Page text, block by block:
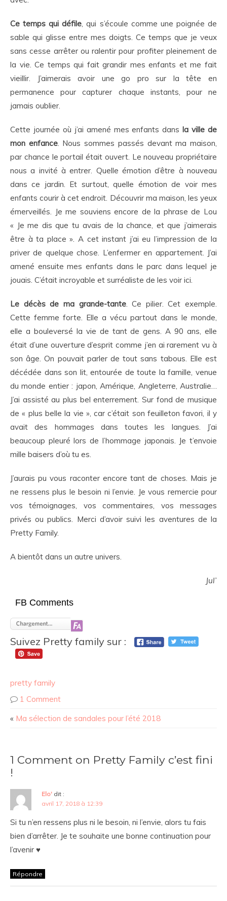
Ce temps qui défile, qui s’écoule comme une poignée de
sable qui glisse entre mes doigts. Ce temps que je veux
sans cesse arrêter ou ralentir pour profiter pleinement de
la vie. Ce temps qui fait grandir mes enfants et me fait
vieillir. J’aimerais avoir une go pro sur la tête en
permanence pour capturer chaque instants, pour ne
jamais oublier.
Cette journée où j’ai amené mes enfants dans la ville de
mon enfance. Nous sommes passés devant ma maison,
par chance le portail était ouvert. Le nouveau propriétaire
nous a invité à entrer. Quelle émotion d’être à nouveau
dans ce jardin. Et surtout, quelle émotion de voir mes
enfants courir à cet endroit. Découvrir ma maison, les yeux
émerveillés. Je me souviens encore de la phrase de Lou
« Je me dis que tu avais de la chance, et que j’aimerais
être à ta place ». A cet instant j’ai eu l’impression de la
priver de quelque chose. L’enfermer en appartement. J’ai
amené ensuite mes enfants dans le parc dans lequel je
jouais. C’était incroyable et surréaliste de les voir ici.
Le décès de ma grande-tante. Ce pilier. Cet exemple.
Cette femme forte. Elle a vécu partout dans le monde,
elle a bouleversé la vie de tant de gens. A 90 ans, elle
était d’une ouverture d’esprit comme j’en ai rarement vu à
son âge. On pouvait parler de tout sans tabous. Elle est
décédée dans son lit, entourée de toute la famille, venue
du monde entier : japon, Amérique, Angleterre, Australie…
J’ai assisté au plus bel enterrement. Sur fond de musique
de « plus belle la vie », car c’était son feuilleton favori, il y
avait des hommages dans toutes les langues. J’ai
beaucoup pleuré lors de l’hommage japonais. Je t’envoie
mille baisers d’où tu es.
J’aurais pu vous raconter encore tant de choses. Mais je
ne ressens plus le besoin ni l’envie. Je vous remercie pour
vos témoignages, vos commentaires, vos messages
privés ou publics. Merci d’avoir suivi les aventures de la
Pretty Family.
A bientôt dans un autre univers.
Jul’
FB Comments
Suivez Pretty family sur :
pretty family
1 Comment
« Ma sélection de sandales pour l’été 2018
1 Comment on Pretty Family c’est fini
!
Elo' dit :
avril 17, 2018 à 12:39
Si tu n’en ressens plus ni le besoin, ni l’envie, alors tu fais
bien d’arrêter. Je te souhaite une bonne continuation pour
l’avenir ♥
Répondre